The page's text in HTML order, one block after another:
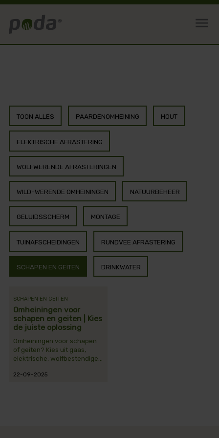
menu
TOON ALLES PAARDENOMHEINING HOUT
ELEKTRISCHE AFRASTERING
WOLFWERENDE AFRASTERINGEN
WILD-WERENDE OMHEININGEN NATUURBEHEER
GELUIDSSCHERM MONTAGE
TUINAFSCHEIDINGEN RUNDVEE AFRASTERING
SCHAPEN EN GEITEN DRINKWATER
SCHAPEN EN GEITEN
Omheiningen voor
schapen en geiten | Kies
de juiste oplossing
Omheiningen voor schapen
of geiten? Kies uit gaas,
elektrische, wolfbestendige
afrasteringen. Duurzame en
22-09-2025